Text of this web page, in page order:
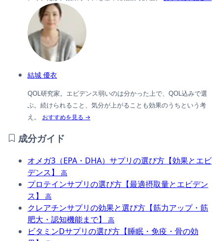
結城 優衣
QOL研究家。エビデンス弱いのは分かった上で、QOL込みで選
ぶ。続けられること、気分が上がることも効果のうちという考
え。
おすすめを見る →
成分ガイド
オメガ3（EPA・DHA）サプリの選び方【効果とエビ
デンス】
高
プロテインサプリの選び方【最適摂取量とエビデン
ス】
高
クレアチンサプリの効果と選び方【筋力アップ・筋
肥大・認知機能まで】
高
ビタミンDサプリの選び方【睡眠・免疫・骨の効